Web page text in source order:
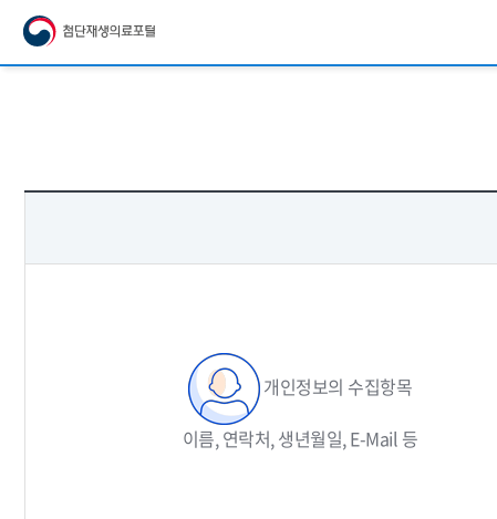
개인정보의 수집항목
이름, 연락처, 생년월일, E-Mail 등